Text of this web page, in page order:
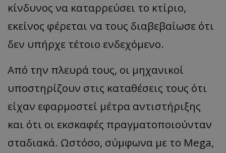
κίνδυνος να καταρρεύσει το κτίριο,
εκείνος φέρεται να τους διαβεβαίωσε ότι
δεν υπήρχε τέτοιο ενδεχόμενο.
Από την πλευρά τους, οι μηχανικοί
υποστηρίζουν στις καταθέσεις τους ότι
είχαν εφαρμοστεί μέτρα αντιστήριξης
και ότι οι εκσκαφές πραγματοποιούνταν
σταδιακά. Ωστόσο, σύμφωνα με το Mega,